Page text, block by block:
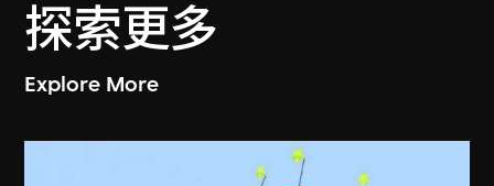
探索更多
Explore More